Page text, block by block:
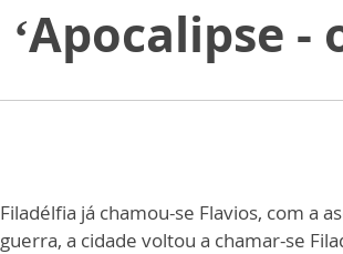
‘Apocalipse
Filadélfia já chamou-se Flavios, com a
guerra, a cidade voltou a chamar-se